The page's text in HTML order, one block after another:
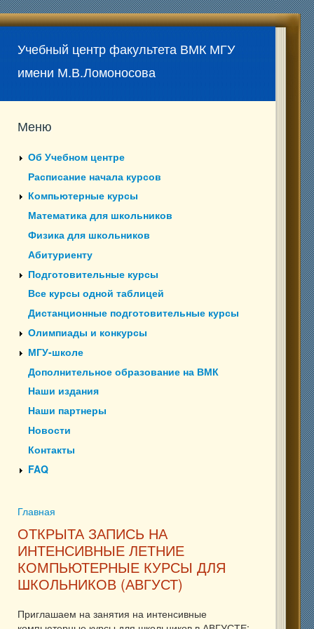
Учебный центр факультета ВМК МГУ
имени М.В.Ломоносова
Меню
Об Учебном центре
Расписание начала курсов
Компьютерные курсы
Математика для школьников
Физика для школьников
Абитуриенту
Подготовительные курсы
Все курсы одной таблицей
Дистанционные подготовительные курсы
Олимпиады и конкурсы
МГУ-школе
Дополнительное образование на ВМК
Наши издания
Наши партнеры
Новости
Контакты
FAQ
Вы здесь
Главная
ОТКРЫТА ЗАПИСЬ НА
ИНТЕНСИВНЫЕ ЛЕТНИЕ
КОМПЬЮТЕРНЫЕ КУРСЫ ДЛЯ
ШКОЛЬНИКОВ (АВГУСТ)
Приглашаем на занятия на интенсивные